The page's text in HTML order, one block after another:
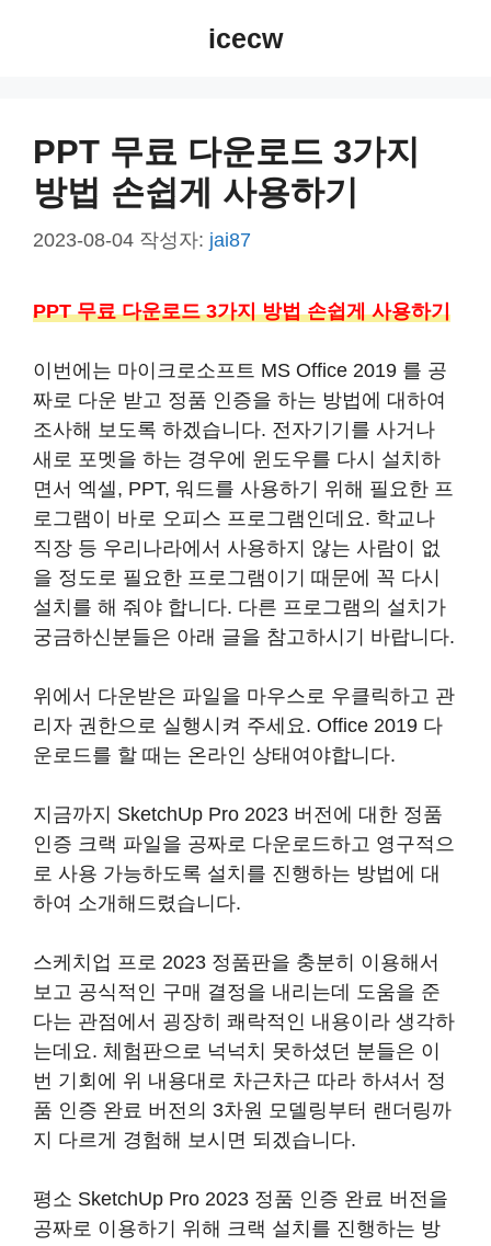
icecw
PPT 무료 다운로드 3가지
방법 손쉽게 사용하기
2023-08-04 작성자: jai87
PPT 무료 다운로드 3가지 방법 손쉽게 사용하기
이번에는 마이크로소프트 MS Office 2019 를 공
짜로 다운 받고 정품 인증을 하는 방법에 대하여
조사해 보도록 하겠습니다. 전자기기를 사거나
새로 포멧을 하는 경우에 윈도우를 다시 설치하
면서 엑셀, PPT, 워드를 사용하기 위해 필요한 프
로그램이 바로 오피스 프로그램인데요. 학교나
직장 등 우리나라에서 사용하지 않는 사람이 없
을 정도로 필요한 프로그램이기 때문에 꼭 다시
설치를 해 줘야 합니다. 다른 프로그램의 설치가
궁금하신분들은 아래 글을 참고하시기 바랍니다.
위에서 다운받은 파일을 마우스로 우클릭하고 관
리자 권한으로 실행시켜 주세요. Office 2019 다
운로드를 할 때는 온라인 상태여야합니다.
지금까지 SketchUp Pro 2023 버전에 대한 정품
인증 크랙 파일을 공짜로 다운로드하고 영구적으
로 사용 가능하도록 설치를 진행하는 방법에 대
하여 소개해드렸습니다.
스케치업 프로 2023 정품판을 충분히 이용해서
보고 공식적인 구매 결정을 내리는데 도움을 준
다는 관점에서 굉장히 쾌락적인 내용이라 생각하
는데요. 체험판으로 넉넉치 못하셨던 분들은 이
번 기회에 위 내용대로 차근차근 따라 하셔서 정
품 인증 완료 버전의 3차원 모델링부터 랜더링까
지 다르게 경험해 보시면 되겠습니다.
평소 SketchUp Pro 2023 정품 인증 완료 버전을
공짜로 이용하기 위해 크랙 설치를 진행하는 방